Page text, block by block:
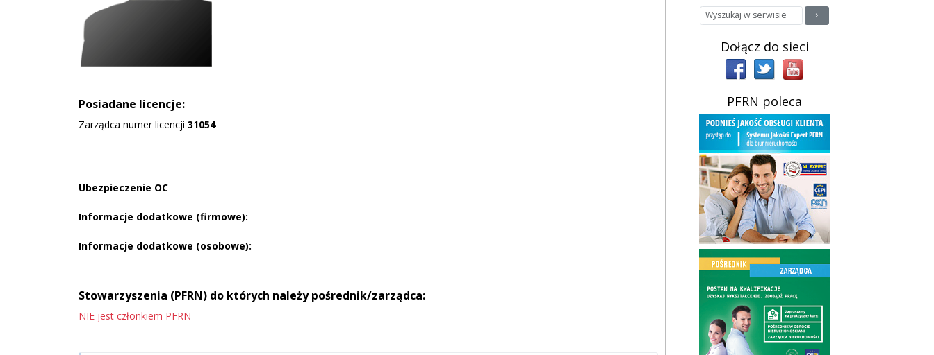
Posiadane licencje:
Zarządca numer licencji 31054
Ubezpieczenie OC
Informacje dodatkowe (firmowe):
Informacje dodatkowe (osobowe):
Stowarzyszenia (PFRN) do których należy pośrednik/zarządca:
NIE jest członkiem PFRN
Dołącz do sieci
PFRN poleca